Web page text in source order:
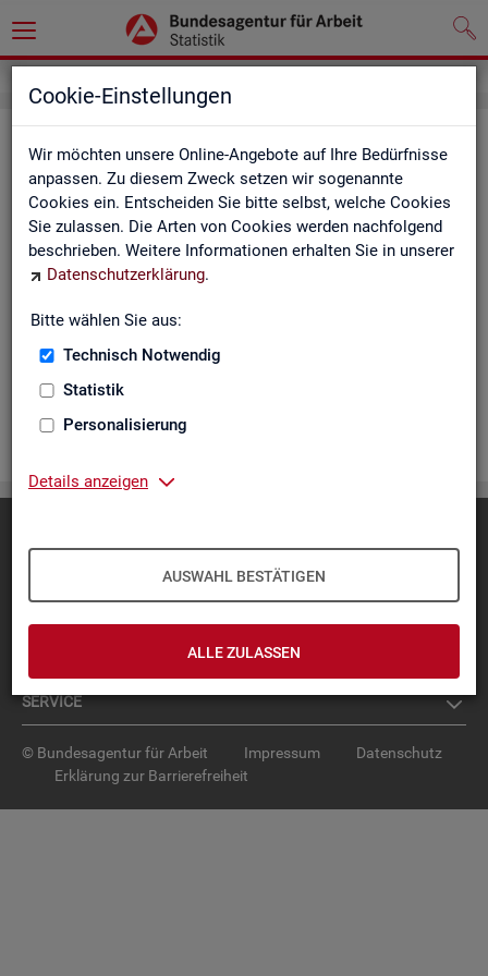
Cookie-Einstellungen
Wir möchten unsere Online-Angebote auf Ihre Bedürfnisse
anpassen. Zu diesem Zweck setzen wir sogenannte
Cookies ein. Entscheiden Sie bitte selbst, welche Cookies
Sie zulassen. Die Arten von Cookies werden nachfolgend
beschrieben. Weitere Informationen erhalten Sie in unserer
Datenschutzerklärung.
Bitte wählen Sie aus:
Technisch Notwendig
Statistik
Personalisierung
Details anzeigen
AUSWAHL BESTÄTIGEN
ALLE ZULASSEN
Ge­mein­de­da­ten der so­zi­al­ver­si­che­
rungs­pflich­tig Be­schäf­tig­ten nach
Wohn- und Ar­beits­ort - Deutsch­
land, Län­der, Krei­se und Ge­mein­den
(Jah­res­zah­len)
Die Ta­bel­len er­schei­nen jähr­lich und ent­hal­ten In­for­ma­tio­nen
über Be­stand, Ar­beits­ort, Wohn­ort, Ge­schlecht, Äl­te­re, Aus­
Be­trie­be / Be­triebs­grö­ße, Pend­ler und wei­te­re Merk­ma­le.
SER­VICE
© Bundesagentur für Arbeit Impressum
Datenschutz
Erklärung zur Barrierefreiheit